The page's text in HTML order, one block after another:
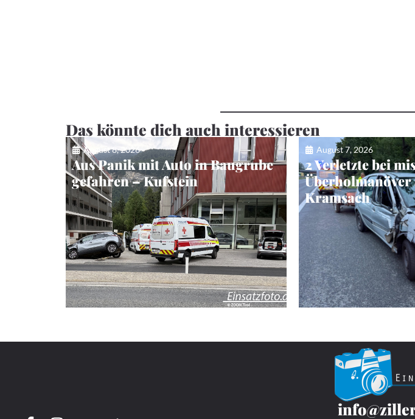
Das könnte dich auch interessieren
August 8, 2026
Aus Panik mit Auto in Baugrube
gefahren – Kufstein
August 7, 2026
2 Verletzte bei
Überholmanöver
Kramsach